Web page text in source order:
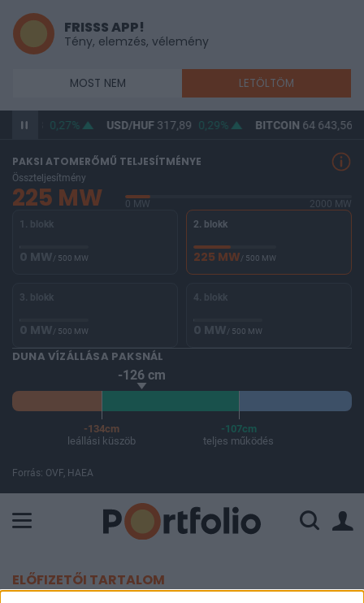
FRISSS APP!
Tény, elemzés, vélemény
MOST NEM LETÖLTÖM
366,38 0,27% USD/HUF317,89 0,29% BITCOIN64 643,56
PAKSI ATOMERŐMŰ TELJESÍTMÉNYE
Összteljesítmény
225 MW 0 MW
2000 MW
1. blokk
0 MW/ 500 MW
2. blokk
225 MW/ 500 MW
3. blokk
0 MW/ 500 MW
4. blokk
0 MW/ 500 MW
DUNA VÍZÁLLÁSA PAKSNÁL
-126 cm
-134cm
leállási küszöb
-107cm
teljes működés
Forrás: OVF, HAEA
ELŐFIZETŐI TARTALOM